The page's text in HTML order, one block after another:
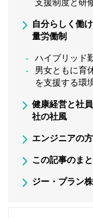
支援制度と研
自分らしく働
量労働制
ハイブリッド
男女ともに育
を支援する環
健康経営と社
社の社風
エンジニアの
この記事のま
ジー・プラン